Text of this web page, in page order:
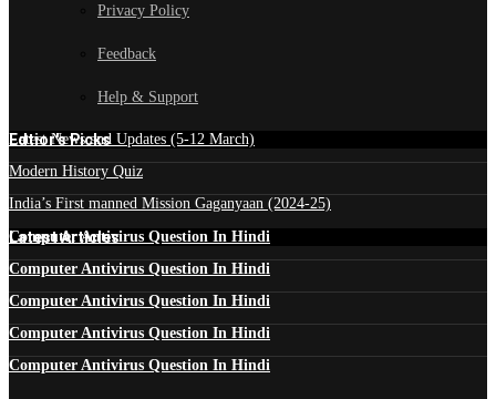
Privacy Policy
Feedback
Help & Support
Edtior's Picks
Latest News and Updates (5-12 March)
Modern History Quiz
India’s First manned Mission Gaganyaan (2024-25)
Latest Articles
Computer Antivirus Question In Hindi
Computer Antivirus Question In Hindi
Computer Antivirus Question In Hindi
Computer Antivirus Question In Hindi
Computer Antivirus Question In Hindi